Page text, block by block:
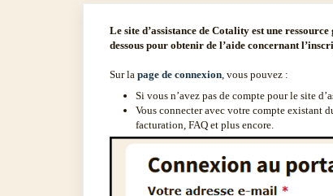
Le site d’assistance de Cotality est une
dessous pour obtenir de l’aide concernant
Sur la page de connexion, vous pouvez :
Si vous n’avez pas de compte pour le site
Vous connecter avec votre compte existant
facturation, FAQ et plus encore.